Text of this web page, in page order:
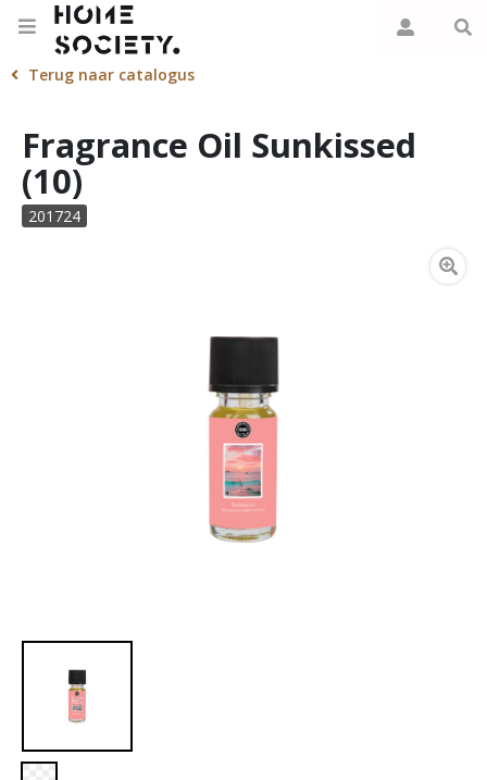
Terug naar catalogus
Fragrance Oil Sunkissed
(10)
201724